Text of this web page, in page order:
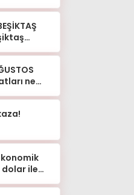
ne
ile